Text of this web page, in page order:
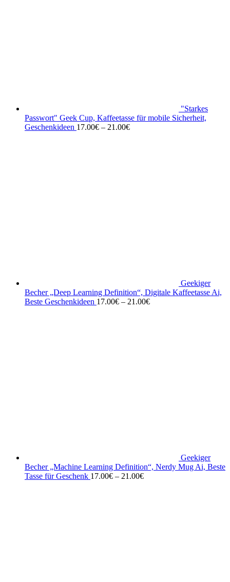
"Starkes
Passwort" Geek Cup, Kaffeetasse für mobile Sicherheit,
Geschenkideen 17.00€ – 21.00€
Geekiger
Becher „Deep Learning Definition“, Digitale Kaffeetasse Ai,
Beste Geschenkideen 17.00€ – 21.00€
Geekiger
Becher „Machine Learning Definition“, Nerdy Mug Ai, Beste
Tasse für Geschenk 17.00€ – 21.00€